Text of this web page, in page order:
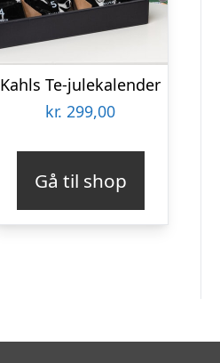
Kahls Te-julekalender
kr. 299,00
Gå til shop